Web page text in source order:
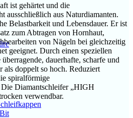
ist gehärtet und die
ausschließlich aus Naturdiamanten.
Belastbarkeit und Lebensdauer. Er ist
zum Abtragen von Hornhaut,
von Nägeln bei gleichzeitig
geeignet. Durch einen speziellen
dauerhafte, scharfe und
als doppelt so hoch. Reduziert
spiralförmige
Diamantschleifer „HIGH
verwendbar.